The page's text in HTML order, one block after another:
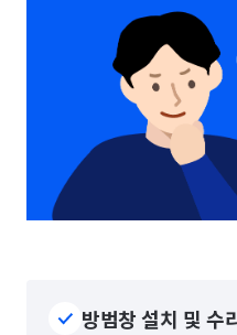
방범창 설치 및 수